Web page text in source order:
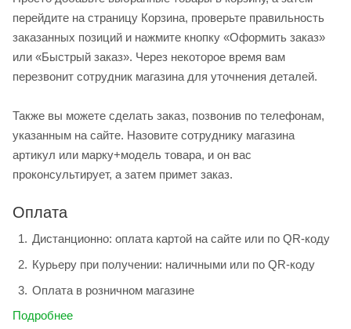
перейдите на страницу Корзина, проверьте правильность
заказанных позиций и нажмите кнопку «Оформить заказ»
или «Быстрый заказ». Через некоторое время вам
перезвонит сотрудник магазина для уточнения деталей.
Также вы можете сделать заказ, позвонив по телефонам,
указанным на сайте. Назовите сотруднику магазина
артикул или марку+модель товара, и он вас
проконсультирует, а затем примет заказ.
Оплата
Дистанционно: оплата картой на сайте или по QR-коду
Курьеру при получении: наличными или по QR-коду
Оплата в розничном магазине
Подробнее